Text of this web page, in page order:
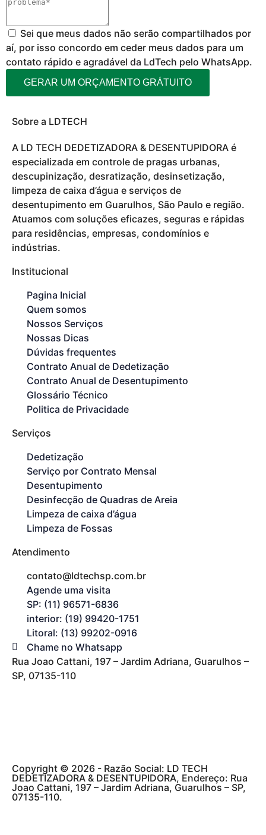
Sei que meus dados não serão compartilhados por
aí, por isso concordo em ceder meus dados para um
contato rápido e agradável da LdTech pelo WhatsApp.
GERAR UM ORÇAMENTO GRÁTUITO
Sobre a LDTECH
A LD TECH DEDETIZADORA & DESENTUPIDORA é
especializada em controle de pragas urbanas,
descupinização, desratização, desinsetização,
limpeza de caixa d’água e serviços de
desentupimento em Guarulhos, São Paulo e região.
Atuamos com soluções eficazes, seguras e rápidas
para residências, empresas, condomínios e
indústrias.
Institucional
Pagina Inicial
Quem somos
Nossos Serviços
Nossas Dicas
Dúvidas frequentes
Contrato Anual de Dedetização
Contrato Anual de Desentupimento
Glossário Técnico
Politica de Privacidade
Serviços
Dedetização
Serviço por Contrato Mensal
Desentupimento
Desinfecção de Quadras de Areia
Limpeza de caixa d’água
Limpeza de Fossas
Atendimento
contato@ldtechsp.com.br
Agende uma visita
SP: (11) 96571-6836
interior: (19) 99420-1751
Litoral: (13) 99202-0916
Chame no Whatsapp
Rua Joao Cattani, 197 – Jardim Adriana, Guarulhos –
SP, 07135-110
Copyright © 2026 - Razão Social: LD TECH
DEDETIZADORA & DESENTUPIDORA, Endereço: Rua
Joao Cattani, 197 – Jardim Adriana, Guarulhos – SP,
07135-110.